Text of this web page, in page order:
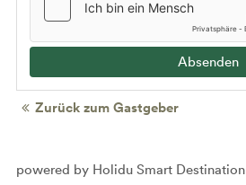
Zurück zum Gastgeber
powered by Holidu Smart Destination